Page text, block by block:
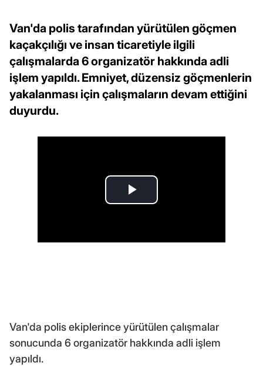
Van'da polis tarafından yürütülen göçmen
kaçakçılığı ve insan ticaretiyle ilgili
çalışmalarda 6 organizatör hakkında adli
işlem yapıldı. Emniyet, düzensiz göçmenlerin
yakalanması için çalışmaların devam ettiğini
duyurdu.
Van'da polis ekiplerince yürütülen çalışmalar
sonucunda 6 organizatör hakkında adli işlem
yapıldı.